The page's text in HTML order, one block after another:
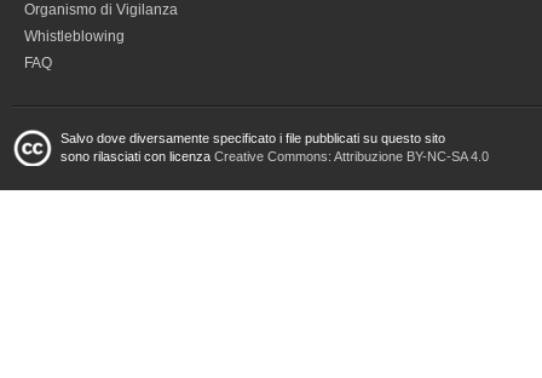
Organismo di Vigilanza
Whistleblowing
FAQ
Salvo dove diversamente specificato i file pubblicati su questo sito
sono rilasciati con licenza Creative Commons: Attribuzione BY-NC-SA 4.0